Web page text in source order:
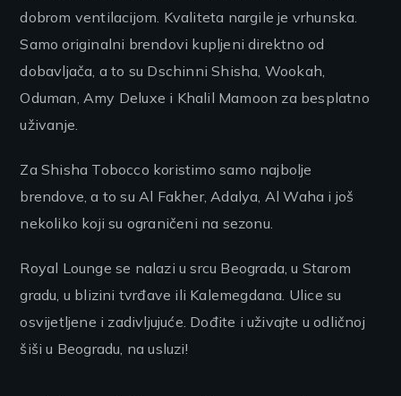
dobrom ventilacijom. Kvaliteta nargile je vrhunska.
Samo originalni brendovi kupljeni direktno od
dobavljača, a to su Dschinni Shisha, Wookah,
Oduman, Amy Deluxe i Khalil Mamoon za besplatno
uživanje.
Za Shisha Tobocco koristimo samo najbolje
brendove, a to su Al Fakher, Adalya, Al Waha i još
nekoliko koji su ograničeni na sezonu.
Royal Lounge se nalazi u srcu Beograda, u Starom
gradu, u blizini tvrđave ili Kalemegdana. Ulice su
osvijetljene i zadivljujuće. Dođite i uživajte u odličnoj
šiši u Beogradu, na usluzi!